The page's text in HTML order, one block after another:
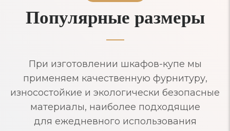
Популярные размеры
При изготовлении шкафов-купе мы
применяем качественную фурнитуру,
износостойкие и экологически безопасные
материалы, наиболее подходящие
для ежедневного использования